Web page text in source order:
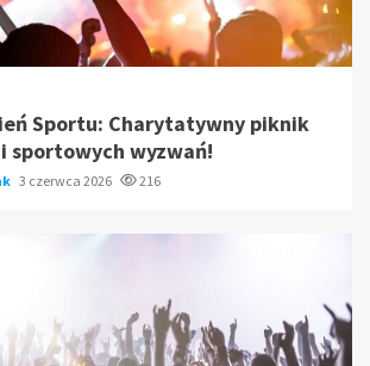
Sportu: Charytatywny piknik
sportowych wyzwań!
3 czerwca 2026 216